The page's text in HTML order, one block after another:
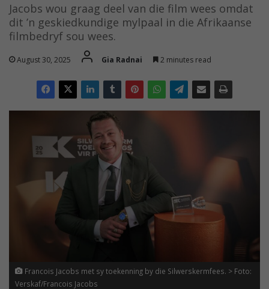
Jacobs wou graag deel van die film wees omdat
dit ’n geskiedkundige mylpaal in die Afrikaanse
filmbedryf sou wees.
August 30, 2025 Gia Radnai 2 minutes read
Francois Jacobs met sy toekenning by die Silwerskermfees. > Foto:
Verskaf/Francois Jacobs